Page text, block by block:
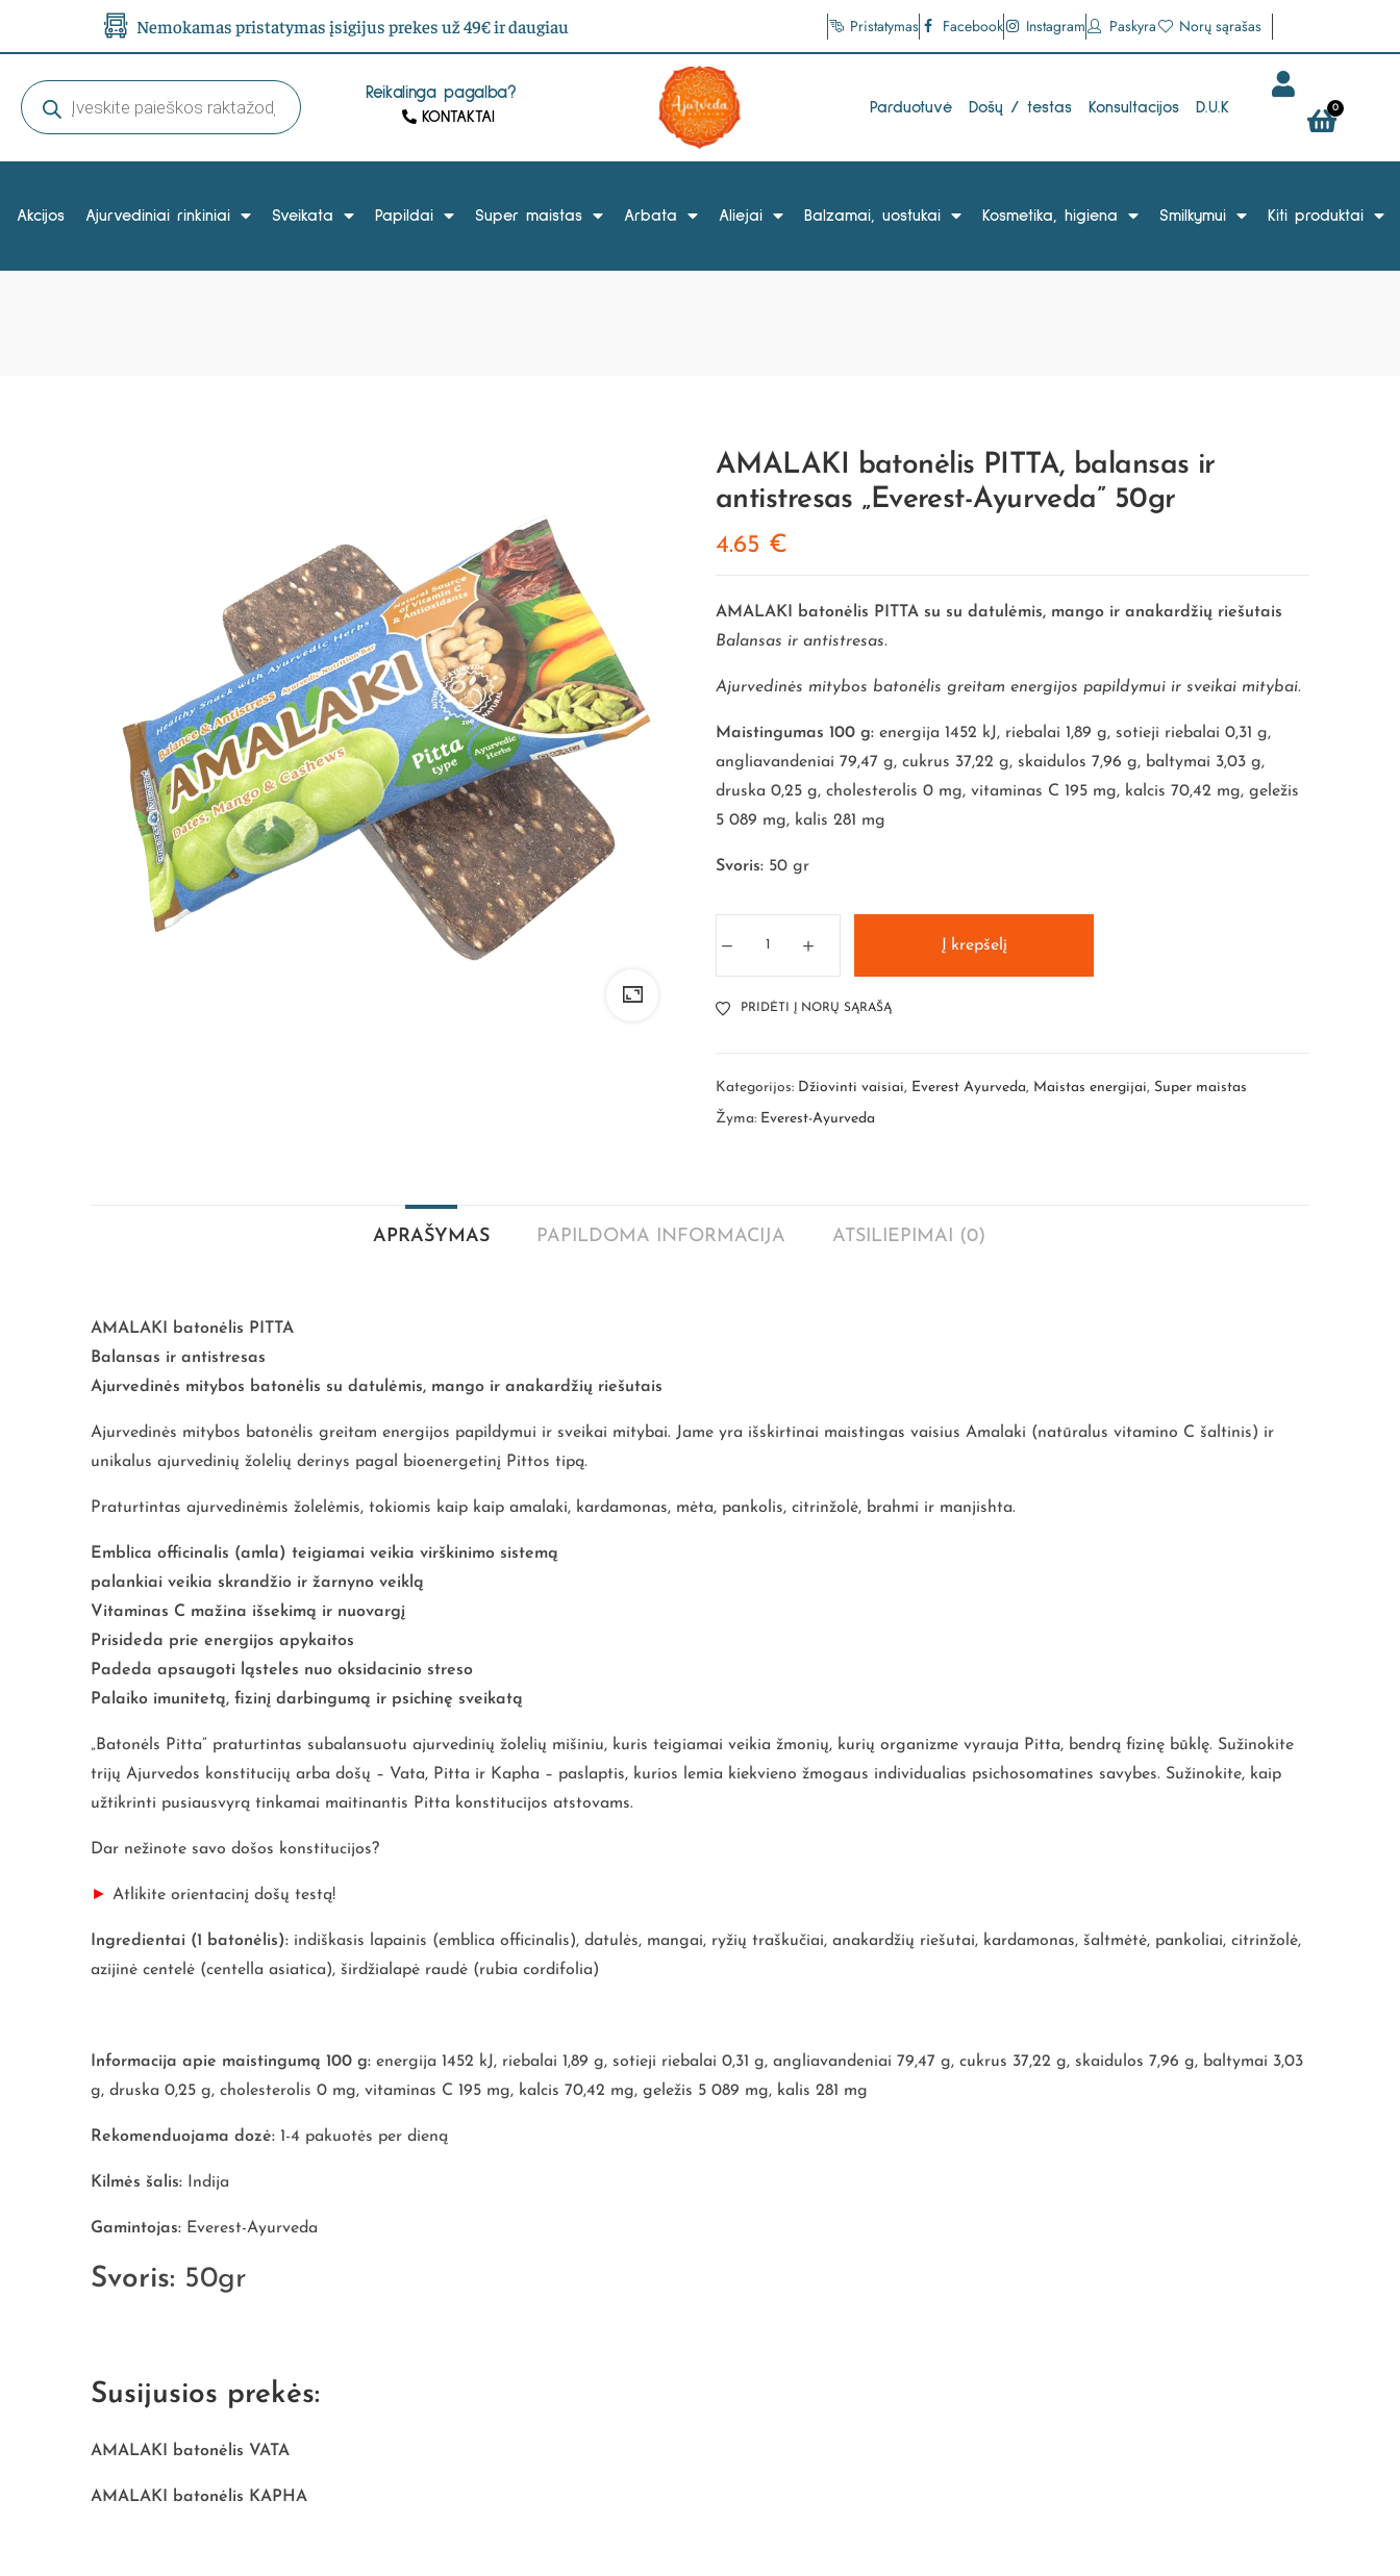
Nemokamas pristatymas įsigijus prekes už 49€ ir daugiau Pristatymas Facebook Instagram Paskyra Norų sąrašas
Reikalinga pagalba?
KONTAKTAI
Parduotuvė Došų / testas Konsultacijos D.U.K 0
Akcijos Ajurvediniai rinkiniai Sveikata Papildai Super maistas Arbata Aliejai Balzamai, uostukai Kosmetika, higiena Smilkymui Kiti produktai
AMALAKI batonėlis PITTA, balansas ir
antistresas „Everest-Ayurveda” 50gr
4.65 €
AMALAKI batonėlis PITTA su su datulėmis, mango ir anakardžių riešutais
Balansas ir antistresas.
Ajurvedinės mitybos batonėlis greitam energijos papildymui ir sveikai mitybai.
Maistingumas 100 g: energija 1452 kJ, riebalai 1,89 g, sotieji riebalai 0,31 g,
angliavandeniai 79,47 g, cukrus 37,22 g, skaidulos 7,96 g, baltymai 3,03 g,
druska 0,25 g, cholesterolis 0 mg, vitaminas C 195 mg, kalcis 70,42 mg, geležis
5 089 mg, kalis 281 mg
Svoris: 50 gr
Į krepšelį
PRIDĖTI Į NORŲ SĄRAŠĄ
Kategorijos: Džiovinti vaisiai, Everest Ayurveda, Maistas energijai, Super maistas
Žyma: Everest-Ayurveda
APRAŠYMAS PAPILDOMA INFORMACIJA ATSILIEPIMAI (0)
AMALAKI batonėlis PITTA
Balansas ir antistresas
Ajurvedinės mitybos batonėlis su datulėmis, mango ir anakardžių riešutais
Ajurvedinės mitybos batonėlis greitam energijos papildymui ir sveikai mitybai. Jame yra išskirtinai maistingas vaisius Amalaki (natūralus vitamino C šaltinis) ir
unikalus ajurvedinių žolelių derinys pagal bioenergetinį Pittos tipą.
Praturtintas ajurvedinėmis žolelėmis, tokiomis kaip kaip amalaki, kardamonas, mėta, pankolis, citrinžolė, brahmi ir manjishta.
Emblica officinalis (amla) teigiamai veikia virškinimo sistemą
palankiai veikia skrandžio ir žarnyno veiklą
Vitaminas C mažina išsekimą ir nuovargį
Prisideda prie energijos apykaitos
Padeda apsaugoti ląsteles nuo oksidacinio streso
Palaiko imunitetą, fizinį darbingumą ir psichinę sveikatą
„Batonėls Pitta” praturtintas subalansuotu ajurvedinių žolelių mišiniu, kuris teigiamai veikia žmonių, kurių organizme vyrauja Pitta, bendrą fizinę būklę. Sužinokite
trijų Ajurvedos konstitucijų arba došų – Vata, Pitta ir Kapha – paslaptis, kurios lemia kiekvieno žmogaus individualias psichosomatines savybes. Sužinokite, kaip
užtikrinti pusiausvyrą tinkamai maitinantis Pitta konstitucijos atstovams.
Dar nežinote savo došos konstitucijos?
► Atlikite orientacinį došų testą!
Ingredientai (1 batonėlis): indiškasis lapainis (emblica officinalis), datulės, mangai, ryžių traškučiai, anakardžių riešutai, kardamonas, šaltmėtė, pankoliai, citrinžolė,
azijinė centelė (centella asiatica), širdžialapė raudė (rubia cordifolia)
Informacija apie maistingumą 100 g: energija 1452 kJ, riebalai 1,89 g, sotieji riebalai 0,31 g, angliavandeniai 79,47 g, cukrus 37,22 g, skaidulos 7,96 g, baltymai 3,03
g, druska 0,25 g, cholesterolis 0 mg, vitaminas C 195 mg, kalcis 70,42 mg, geležis 5 089 mg, kalis 281 mg
Rekomenduojama dozė: 1-4 pakuotės per dieną
Kilmės šalis: Indija
Gamintojas: Everest-Ayurveda
Svoris: 50gr
Susijusios prekės:
AMALAKI batonėlis VATA
AMALAKI batonėlis KAPHA